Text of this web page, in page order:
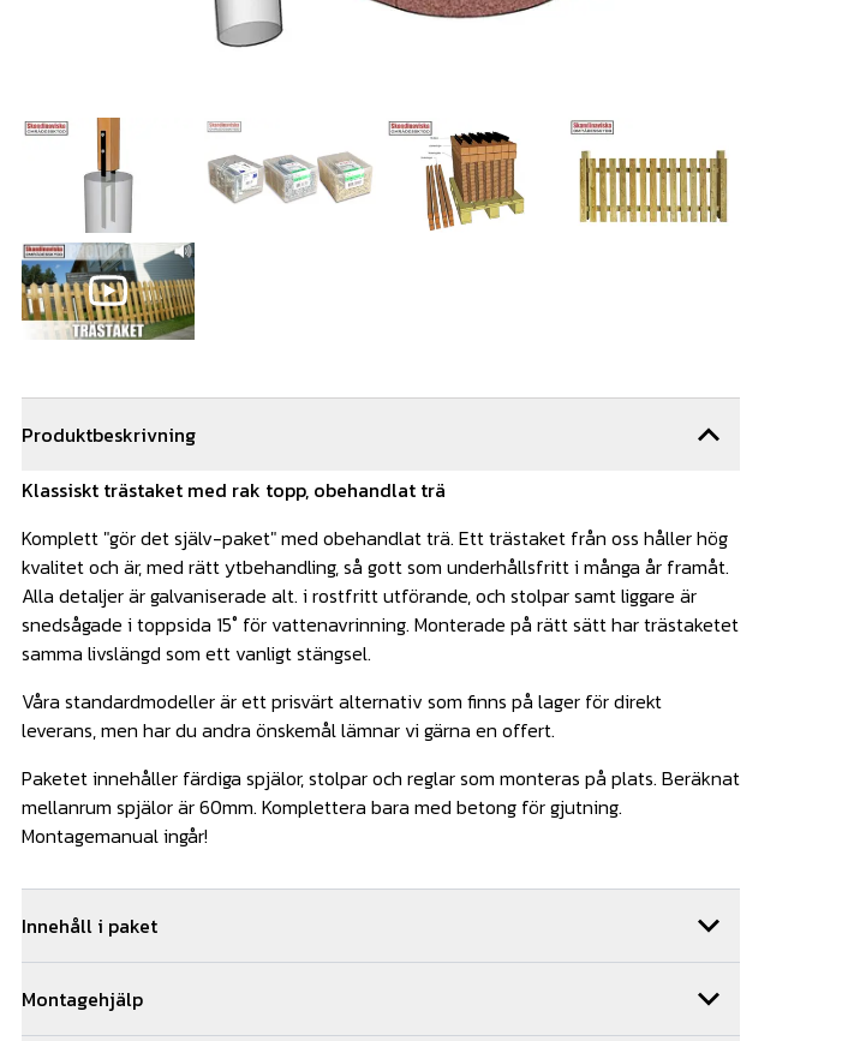
Produktbeskrivning
Klassiskt trästaket med rak topp, obehandlat trä
Komplett "gör det själv-paket" med obehandlat trä. Ett trästaket från oss håller hög
kvalitet och är, med rätt ytbehandling, så gott som underhållsfritt i många år framåt.
Alla detaljer är galvaniserade alt. i rostfritt utförande, och stolpar samt liggare är
snedsågade i toppsida 15˚ för vattenavrinning. Monterade på rätt sätt har trästaketet
samma livslängd som ett vanligt stängsel.
Våra standardmodeller är ett prisvärt alternativ som finns på lager för direkt
leverans, men har du andra önskemål lämnar vi gärna en offert.
Paketet innehåller färdiga spjälor, stolpar och reglar som monteras på plats. Beräknat
mellanrum spjälor är 60mm. Komplettera bara med betong för gjutning.
Montagemanual ingår!
Innehåll i paket
14st Vinkeljärn för staket, 4-pack
Montagehjälp